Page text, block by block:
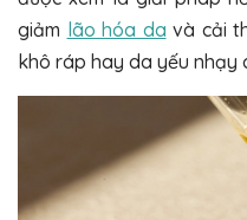
giảm lão hóa da và cải
khô ráp hay da yếu nhạy